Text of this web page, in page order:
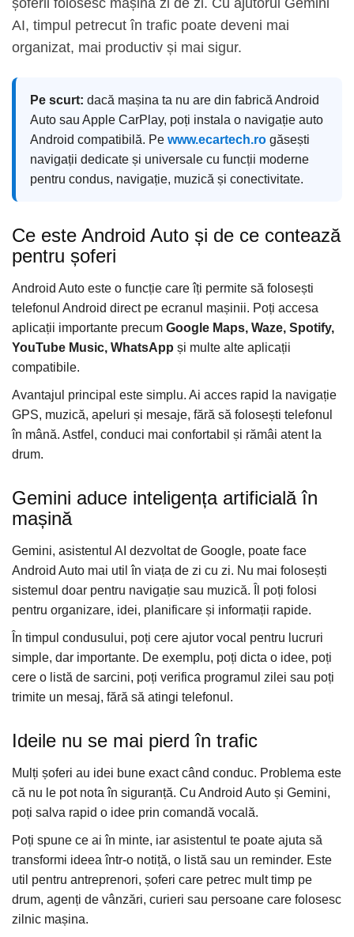
Navigatii Smart
Navigatii Chevrolet
Navigatii Jeep
Navigatii Porsche
Navigatii Land Rover
Navigatii Iveco
Navigatii Chrysler
Navigatie universala
Playere auto
Navigatii 1 DIN
Navigatie GPS Portabil
Accesorii navigatii
Camera Marsarier
Camera Trafic DVR
Rama adaptare
Adaptoare Navigatii
Rame adaptare 2DIN
Camera frontala
Accesorii auto
Suport Telefon
Lanterne
Senzori Parcare
Electrice auto
Modulatoare Auto FM
Invertoare auto
Lumini Ambientale
Cabluri Audio
Pompe transfer
Intretinere auto
șoferii folosesc mașina zi de zi. Cu ajutorul Gemini
AI, timpul petrecut în trafic poate deveni mai
organizat, mai productiv și mai sigur.
Pe scurt: dacă mașina ta nu are din fabrică Android
Auto sau Apple CarPlay, poți instala o navigație auto
Android compatibilă. Pe www.ecartech.ro găsești
navigații dedicate și universale cu funcții moderne
pentru condus, navigație, muzică și conectivitate.
Ce este Android Auto și de ce contează
pentru șoferi
Android Auto este o funcție care îți permite să folosești
telefonul Android direct pe ecranul mașinii. Poți accesa
aplicații importante precum Google Maps, Waze, Spotify,
YouTube Music, WhatsApp și multe alte aplicații
compatibile.
Avantajul principal este simplu. Ai acces rapid la navigație
GPS, muzică, apeluri și mesaje, fără să folosești telefonul
în mână. Astfel, conduci mai confortabil și rămâi atent la
drum.
Gemini aduce inteligența artificială în
mașină
Gemini, asistentul AI dezvoltat de Google, poate face
Android Auto mai util în viața de zi cu zi. Nu mai folosești
sistemul doar pentru navigație sau muzică. Îl poți folosi
pentru organizare, idei, planificare și informații rapide.
În timpul condusului, poți cere ajutor vocal pentru lucruri
simple, dar importante. De exemplu, poți dicta o idee, poți
cere o listă de sarcini, poți verifica programul zilei sau poți
trimite un mesaj, fără să atingi telefonul.
Ideile nu se mai pierd în trafic
Mulți șoferi au idei bune exact când conduc. Problema este
că nu le pot nota în siguranță. Cu Android Auto și Gemini,
poți salva rapid o idee prin comandă vocală.
Poți spune ce ai în minte, iar asistentul te poate ajuta să
transformi ideea într-o notiță, o listă sau un reminder. Este
util pentru antreprenori, șoferi care petrec mult timp pe
drum, agenți de vânzări, curieri sau persoane care folosesc
zilnic mașina.